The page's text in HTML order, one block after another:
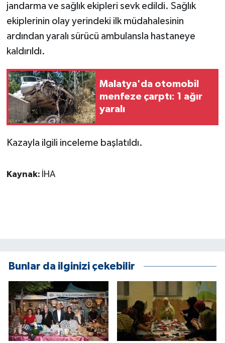
jandarma ve sağlık ekipleri sevk edildi. Sağlık
ekiplerinin olay yerindeki ilk müdahalesinin
ardından yaralı sürücü ambulansla hastaneye
kaldırıldı.
Malatya'da otomobil
menfeze çarptı: 1 ağır
yaralı
Kazayla ilgili inceleme başlatıldı.
Kaynak: İHA
Bunlar da ilginizi çekebilir
Jandarma
Kadın
KÜLTÜR SANAT
MAGAZİN
Turizm
ÜLKE GÜNDEMİ
YAŞAM